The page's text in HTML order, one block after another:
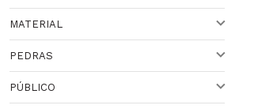
MATERIAL
PEDRAS
PÚBLICO